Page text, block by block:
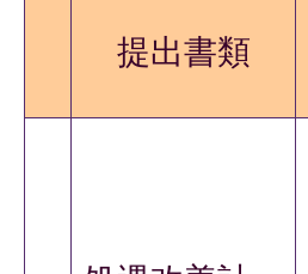
提出書類